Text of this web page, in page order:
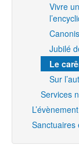
Vivre
Jubilé
Le
Sur
Services
L’évènement
Sanctuaires